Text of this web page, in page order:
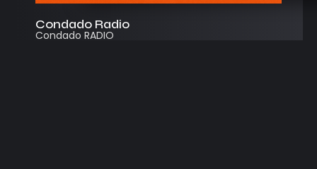
Condado Radio
Condado RADIO